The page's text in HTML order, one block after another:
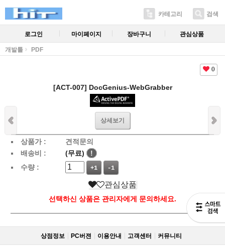
카테고리 검색
로그인 마이페이지 장바구니 관심상품
개발툴 PDF
0
[ACT-007] DocGenius-WebGrabber
상세보기
상품가 :
견적문의
배송비 :
(무료)
!
수량 :
+1 -1
관심상품
선택하신 상품은 관리자에게 문의하세요.
상점정보 PC버젼 이용안내 고객센터 커뮤니티